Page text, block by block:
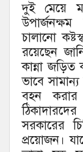
দুই মেয়ে
চালানো
রয়েছেন
কান্না জড়িত
ভাবে
বহন করার
সরকারের
প্রয়োজন।